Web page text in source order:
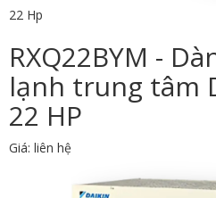
22 Hp
RXQ22BYM -
lạnh trung tâm
22 HP
Giá: liên hệ